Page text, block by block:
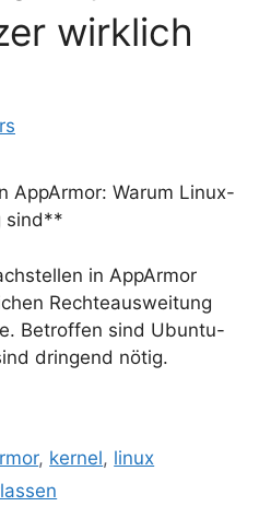
wirklich
AppArmor: Warum Linux-
sind**
in AppArmor
Rechteausweitung
Betroffen sind Ubuntu-
dringend nötig.
, kernel, linux